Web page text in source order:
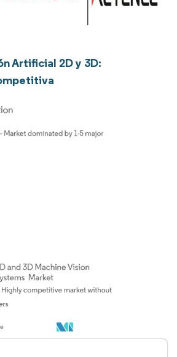
Artificial 2D y 3D: